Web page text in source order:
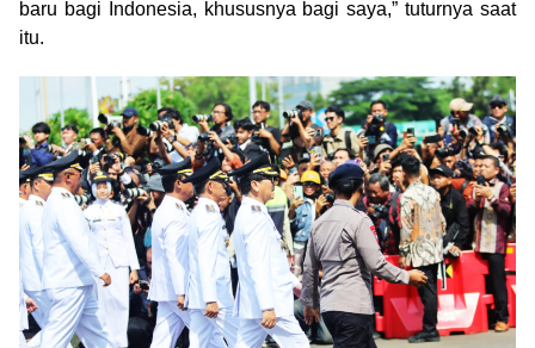
baru bagi Indonesia, khususnya bagi saya,” tuturnya saat
itu.